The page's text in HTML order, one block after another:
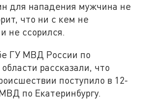
для нападения мужчина не
что ни с кем не
не ссорился.
ГУ МВД России по
рассказали, что
поступило в 12-
по Екатеринбургу.